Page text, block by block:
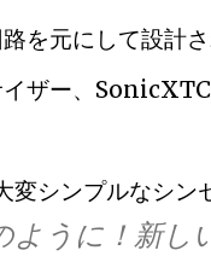
を元にして設計
イザー、
変シンプルなシン
ように！新